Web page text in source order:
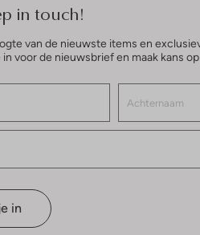
in touch!
van de nieuwste items en
voor de nieuwsbrief en maak kans
in